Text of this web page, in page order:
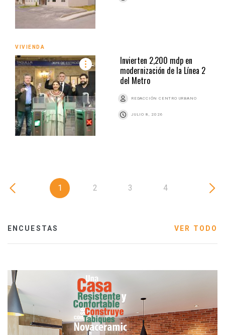
VIVIENDA
Invierten 2,200 mdp en
modernización de la Línea 2
del Metro
REDACCIÓN CENTRO URBANO
JULIO 8, 2026
1 2 3 4
ENCUESTAS VER TODO